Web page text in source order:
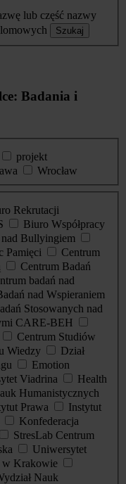
lub część nazwy
Szukaj
Badania i
projekt
Wrocław
Rekrutacji
Biuro Współpracy
Bullyingiem
Pamięci
Centrum
Centrum Badań
badań nad
nad Wspieraniem
Stosowanych nad
CARE-BEH
Centrum Studiów
Wiedzy
Dział
Emotion
Viadrina
Health
Humanistycznych
Prawa
Instytut
Konfederacja
StresLab Centrum
Uniwersytet
w Krakowie
Nauk